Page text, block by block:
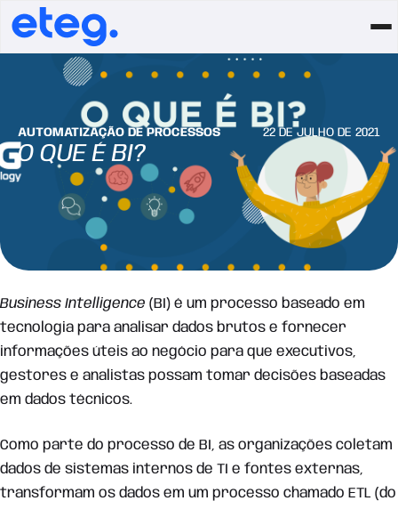
AUTOMATIZAÇÃO DE PROCESSOS 22 DE JULHO DE 2021
O QUE É BI?
Business Intelligence (BI) é um processo baseado em
tecnologia para analisar dados brutos e fornecer
informações úteis ao negócio para que executivos,
gestores e analistas possam tomar decisões baseadas
em dados técnicos.
Como parte do processo de BI, as organizações coletam
dados de sistemas internos de TI e fontes externas,
transformam os dados em um processo chamado ETL (do